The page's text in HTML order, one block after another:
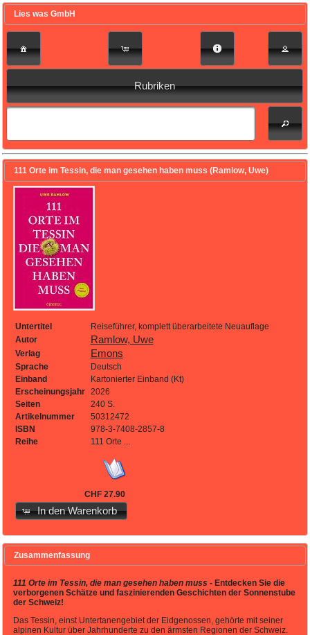
Lies was GmbH
Rubriken
111 Orte im Tessin, die man gesehen haben muss (Ramlow, Uwe)
Untertitel
Reiseführer, komplett überarbeitete Neuauflage
Autor
Ramlow, Uwe
Verlag Emons
Sprache
Deutsch
Einband
Kartonierter Einband (Kt)
Erscheinungsjahr
2026
Seiten
240 S.
Artikelnummer
50312472
ISBN
978-3-7408-2857-8
Reihe
111 Orte ...
CHF 27.90
In den Warenkorb
Zusammenfassung
111 Orte im Tessin, die man gesehen haben muss- Entdecken Sie die
verborgenen Schätze und faszinierenden Geschichten der Sonnenstube
der Schweiz!
Das Tessin, einst Untertanengebiet der Eidgenossen, gehörte mit seiner
alpinen Kultur über Jahrhunderte zu den ärmsten Regionen der Schweiz.